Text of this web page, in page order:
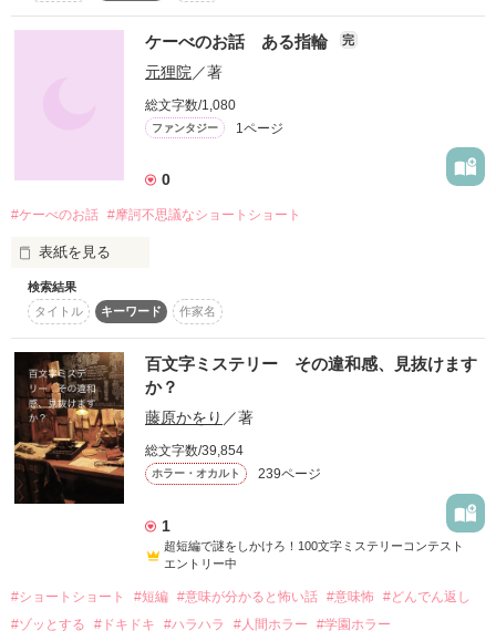
あなたはもう恐怖の中にいます
ケーべのお話 ある指輪 完
元狸院 ／著
総文字数/1,080
ファンタジー 1ページ
0
#ケーべのお話 #摩訶不思議なショートショート
表紙を見る
ある指輪と新しい主のお話です。
作品を読む
検索結果
タイトル
キーワード 作家名
百文字ミステリー その違和感、見抜けます
か？
藤原かをり ／著
総文字数/39,854
ホラー・オカルト 239ページ
1
超短編で謎をしかけろ！100文字ミステリーコンテスト
エントリー中
#ショートショート #短編 #意味が分かると怖い話 #意味怖
#どんでん返し
#ゾッとする
#ドキドキ #ハラハラ #人間ホラー #学園ホラー